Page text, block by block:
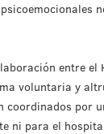
entre el
voluntaria y
coordinados por
ni para el